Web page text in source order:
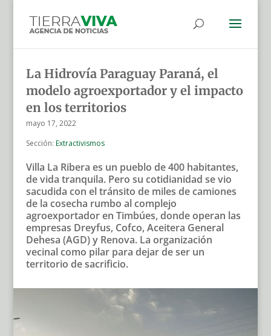
La Hidrovía Paraguay Paraná, el
modelo agroexportador y el impacto
en los territorios
mayo 17, 2022
Sección: Extractivismos
Villa La Ribera es un pueblo de 400 habitantes,
de vida tranquila. Pero su cotidianidad se vio
sacudida con el tránsito de miles de camiones
de la cosecha rumbo al complejo
agroexportador en Timbúes, donde operan las
empresas Dreyfus, Cofco, Aceitera General
Dehesa (AGD) y Renova. La organización
vecinal como pilar para dejar de ser un
territorio de sacrificio.